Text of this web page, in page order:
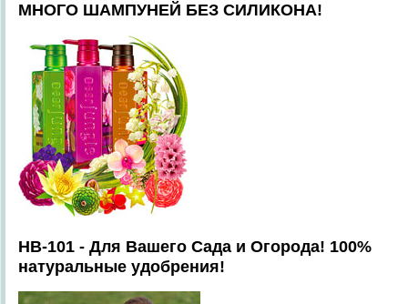
МНОГО ШАМПУНЕЙ БЕЗ СИЛИКОНА!
HB-101 - Для Вашего Сада и Огорода! 100%
натуральные удобрения!